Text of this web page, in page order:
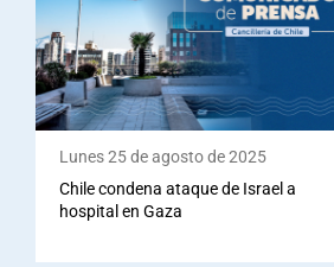
Lunes 25 de agosto de 2025
Chile condena ataque de Israel a
hospital en Gaza